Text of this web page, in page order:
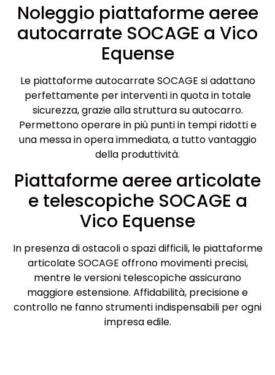
Noleggio piattaforme aeree
autocarrate SOCAGE a Vico
Equense
Le piattaforme autocarrate SOCAGE si adattano
perfettamente per interventi in quota in totale
sicurezza, grazie alla struttura su autocarro.
Permettono operare in più punti in tempi ridotti e
una messa in opera immediata, a tutto vantaggio
della produttività.
Piattaforme aeree articolate
e telescopiche SOCAGE a
Vico Equense
In presenza di ostacoli o spazi difficili, le piattaforme
articolate SOCAGE offrono movimenti precisi,
mentre le versioni telescopiche assicurano
maggiore estensione. Affidabilità, precisione e
controllo ne fanno strumenti indispensabili per ogni
impresa edile.